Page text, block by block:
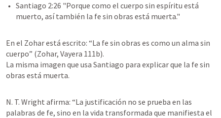
Santiago 2:26 "Porque como el cuerpo sin espíritu está
muerto, así también la fe sin obras está muerta."
En el Zohar está escrito: “La fe sin obras es como un alma sin
cuerpo” (Zohar, Vayera 111b).
La misma imagen que usa Santiago para explicar que la fe sin
obras está muerta.
N. T. Wright afirma: “La justificación no se prueba en las
palabras de fe, sino en la vida transformada que manifiesta el